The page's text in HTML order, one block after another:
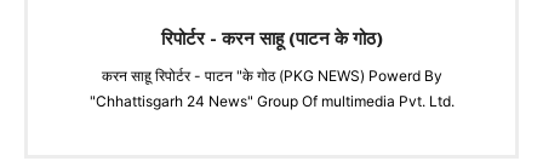
रिपोर्टर - करन साहू (पाटन के गोठ)
करन साहू रिपोर्टर - पाटन "के गोठ (PKG NEWS) Powerd By
"Chhattisgarh 24 News" Group Of multimedia Pvt. Ltd.